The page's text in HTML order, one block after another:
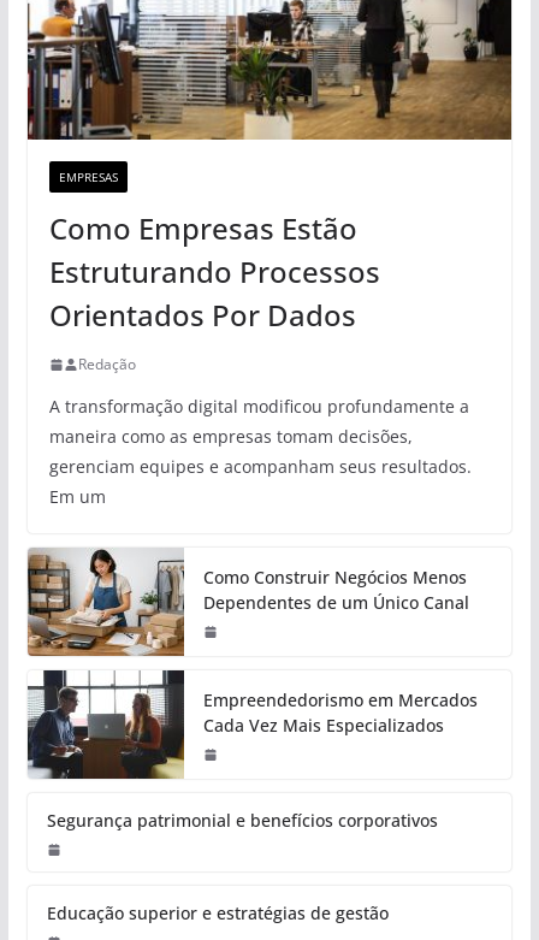
EMPRESAS
Como Empresas Estão
Estruturando Processos
Orientados Por Dados
Redação
A transformação digital modificou profundamente a
maneira como as empresas tomam decisões,
gerenciam equipes e acompanham seus resultados.
Em um
Como Construir Negócios Menos
Dependentes de um Único Canal
Empreendedorismo em Mercados
Cada Vez Mais Especializados
Segurança patrimonial e benefícios corporativos
Educação superior e estratégias de gestão